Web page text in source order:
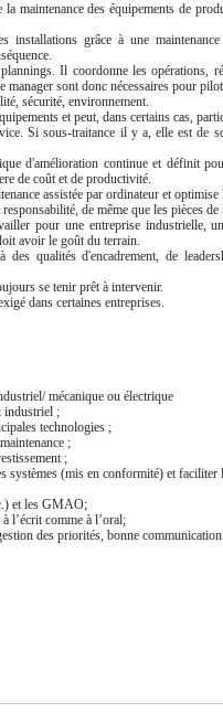
maintenance des équipements de
installations grâce à une
Il coordonne les opérations,
manager sont donc nécessaires pour
sécurité, environnement.
et peut, dans certains cas,
Si sous-traitance il y a, elle est de
d'amélioration continue et définit
de coût et de productivité.
assistée par ordinateur et
de même que les pièces de
pour une entreprise industrielle,
avoir le goût du terrain.
des qualités d'encadrement, de
se tenir prêt à intervenir.
dans certaines entreprises.
mécanique ou électrique
industriel ;
technologies ;
;
;
systèmes (mis en conformité) et
et les GMAO;
l’écrit comme à l’oral;
des priorités, bonne communication.